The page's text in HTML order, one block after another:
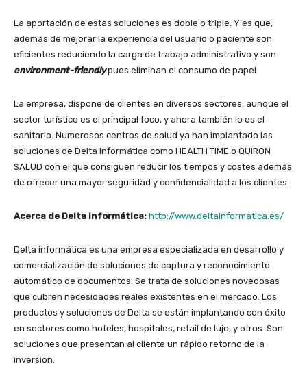
La aportación de estas soluciones es doble o triple. Y es que,
además de mejorar la experiencia del usuario o paciente son
eficientes reduciendo la carga de trabajo administrativo y son
environment-friendlypues eliminan el consumo de papel.
La empresa, dispone de clientes en diversos sectores, aunque el
sector turístico es el principal foco, y ahora también lo es el
sanitario. Numerosos centros de salud ya han implantado las
soluciones de Delta Informática como HEALTH TIME o QUIRON
SALUD con el que consiguen reducir los tiempos y costes además
de ofrecer una mayor seguridad y confidencialidad a los clientes.
Acerca de Delta informática: http://www.deltainformatica.es/
Delta informática es una empresa especializada en desarrollo y
comercialización de soluciones de captura y reconocimiento
automático de documentos. Se trata de soluciones novedosas
que cubren necesidades reales existentes en el mercado. Los
productos y soluciones de Delta se están implantando con éxito
en sectores como hoteles, hospitales, retail de lujo, y otros. Son
soluciones que presentan al cliente un rápido retorno de la
inversión.